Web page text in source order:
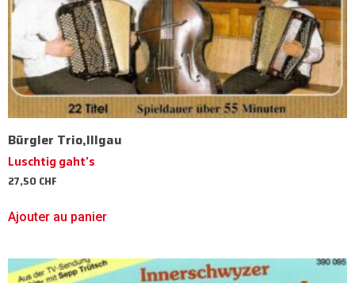
Bürgler Trio,Illgau
Luschtig gaht’s
27,50CHF
Ajouter au panier